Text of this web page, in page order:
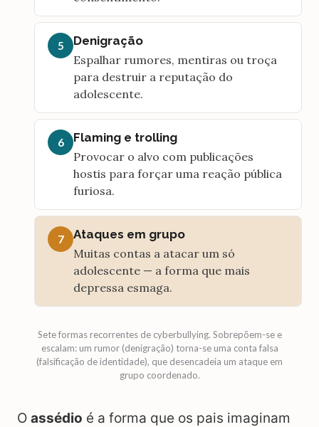
5
Denigração
Espalhar rumores, mentiras ou troça
para destruir a reputação do
adolescente.
6
Flaming e trolling
Provocar o alvo com publicações
hostis para forçar uma reação pública
furiosa.
7
Ataques em grupo
Muitas contas a atacar um só
adolescente — a forma que mais
depressa esmaga.
Sete formas recorrentes de cyberbullying. Sobrepõem-se e
escalam: um rumor (denigração) torna-se uma conta falsa
(falsificação de identidade), que desencadeia um ataque em
grupo coordenado.
O assédio é a forma que os pais imaginam